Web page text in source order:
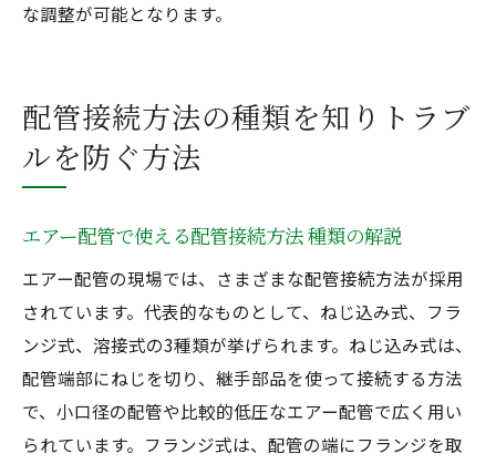
な調整が可能となります。
配管接続方法の種類を知りトラブ
ルを防ぐ方法
エアー配管で使える配管接続方法 種類の解説
エアー配管の現場では、さまざまな配管接続方法が採用
されています。代表的なものとして、ねじ込み式、フラ
ンジ式、溶接式の3種類が挙げられます。ねじ込み式は、
配管端部にねじを切り、継手部品を使って接続する方法
で、小口径の配管や比較的低圧なエアー配管で広く用い
られています。フランジ式は、配管の端にフランジを取